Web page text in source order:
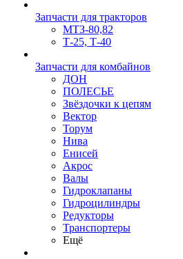
Запчасти для тракторов
МТЗ-80,82
Т-25, Т-40
Запчасти для комбайнов
ДОН
ПОЛЕСЬЕ
Звёздочки к цепям
Вектор
Торум
Нива
Енисей
Акрос
Валы
Гидроклапаны
Гидроцилиндры
Редукторы
Транспортеры
Ещё